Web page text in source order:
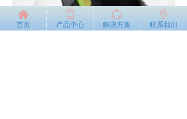
낀
首页
ꀆ
产品中心
ꁢ
解决方案
ꄹ
联系我们